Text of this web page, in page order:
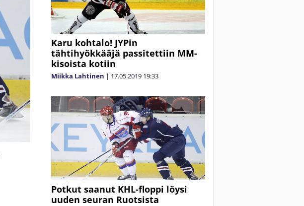
Karu kohtalo! JYPin
tähtihyökkääjä passitettiin MM-
kisoista kotiin
Miikka Lahtinen | 17.05.2019 19:33
Potkut saanut KHL-floppi löysi
uuden seuran Ruotsista